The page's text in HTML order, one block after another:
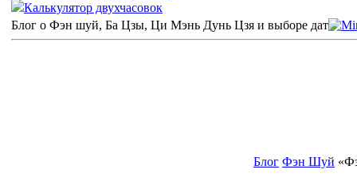
Калькулятор двухчасовок
Блог о Фэн шуй, Ба Цзы, Ци Мэнь Дунь Цзя и выборе дат
Блог Фэн Шуй